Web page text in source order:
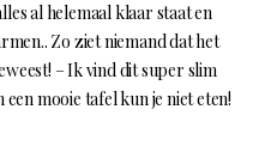
al helemaal klaar staat en
Zo ziet niemand dat het
– Ik vind dit super slim
mooie tafel kun je niet eten!